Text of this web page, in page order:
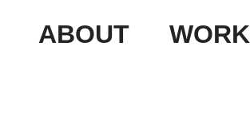
ABOUT WORK